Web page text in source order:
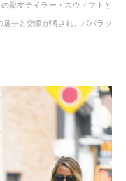
親友テイラー・スウィフトと
手と交際が噂され、パパラッ